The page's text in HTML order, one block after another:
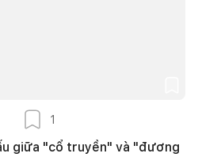
1
giữa "cổ truyền" và "đương